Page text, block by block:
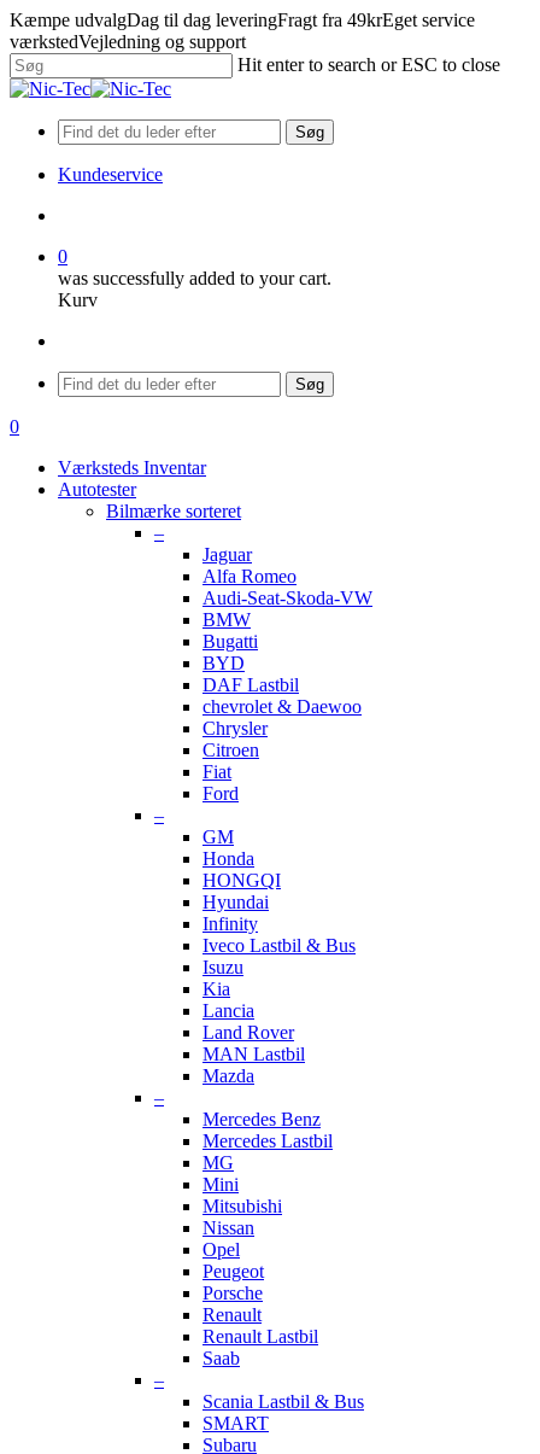
Skip
to
main
content
Kæmpe udvalgDag til dag leveringFragt fra 49krEget service
værkstedVejledning og support
Hit enter to search or ESC to close
Close
Søg
Kundeservice
0
was successfully added to your cart.
Kurv
Menu
Søg
search
0
Værksteds Inventar
Autotester
Bilmærke sorteret
–
Jaguar
Alfa Romeo
Audi-Seat-Skoda-VW
BMW
Bugatti
BYD
DAF Lastbil
chevrolet & Daewoo
Chrysler
Citroen
Fiat
Ford
–
GM
Honda
HONGQI
Hyundai
Infinity
Iveco Lastbil & Bus
Isuzu
Kia
Lancia
Land Rover
MAN Lastbil
Mazda
–
Mercedes Benz
Mercedes Lastbil
MG
Mini
Mitsubishi
Nissan
Opel
Peugeot
Porsche
Renault
Renault Lastbil
Saab
–
Scania Lastbil & Bus
SMART
Subaru